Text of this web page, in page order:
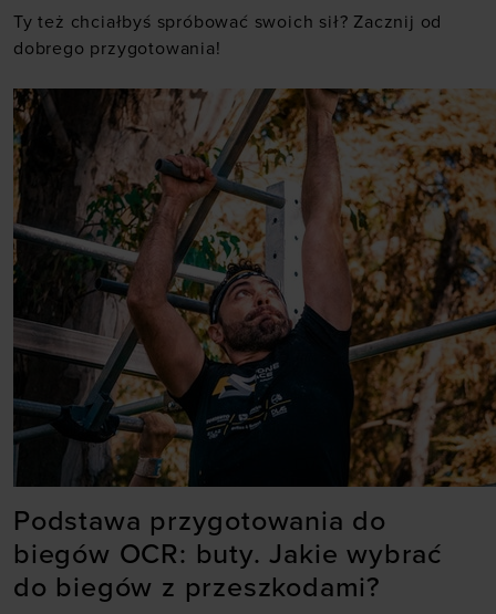
Ty też chciałbyś spróbować swoich sił? Zacznij od
dobrego przygotowania!
Podstawa przygotowania do
biegów OCR: buty. Jakie wybrać
do biegów z przeszkodami?